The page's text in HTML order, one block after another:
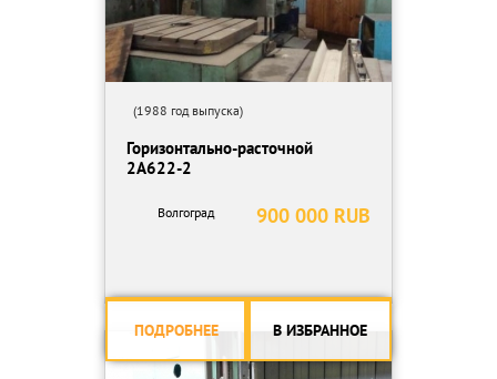
(1988 год выпуска)
Горизонтально-расточной
2А622-2
900 000 RUB
Волгоград
ПОДРОБНЕЕ В ИЗБРАННОЕ